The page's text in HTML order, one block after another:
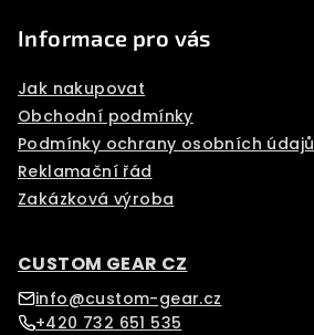
Informace pro vás
Jak nakupovat
Obchodní podmínky
Podmínky ochrany osobních údajů
Reklamační řád
Zakázková výroba
CUSTOM GEAR CZ
info@custom-gear.cz
+420 732 651 535